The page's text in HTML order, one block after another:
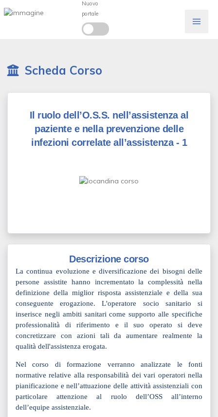
Scheda Corso
Il ruolo dell’O.S.S. nell’assistenza al
paziente e nella prevenzione delle
infezioni correlate all’assistenza - 1
Descrizione corso
La continua evoluzione e diversificazione dei bisogni delle
persone assistite hanno incrementato la complessità nella
definizione della miglior risposta assistenziale e della sua
conseguente erogazione. L'operatore socio sanitario si
inserisce negli ambiti sanitari come supporto alle specifiche
professionalità di riferimento e il suo operato si deve
concretizzare con azioni tali da aumentare realmente la
qualità dell'assistenza erogata.
Nel corso di formazione verranno analizzate le fonti
normative relative alla responsabilità dei vari operatori nella
pianificazione e nell’attuazione delle attività assistenziali con
particolare attenzione al ruolo dell’OSS all’interno
dell’equipe assistenziale.